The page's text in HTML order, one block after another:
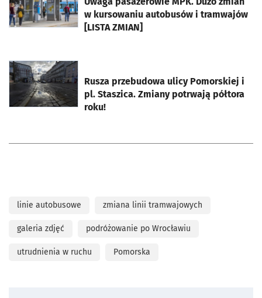
w kursowaniu autobusów i tramwajów
[LISTA ZMIAN]
Rusza przebudowa ulicy Pomorskiej i
pl. Staszica. Zmiany potrwają półtora
roku!
otworzy się w nowej karcie
linie autobusowe zmiana linii tramwajowych
galeria zdjęć podróżowanie po Wrocławiu
utrudnienia w ruchu Pomorska